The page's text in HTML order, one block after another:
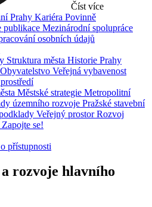
Číst více
Prahy Kariéra Povinně
publikace Mezinárodní spolupráce
osobních údajů
Struktura města Historie Prahy
Obyvatelstvo Veřejná vybavenost
Městské strategie Metropolitní
územního rozvoje Pražské stavební
Veřejný prostorRozvoj
se!
přístupnosti
rozvoje hlavního